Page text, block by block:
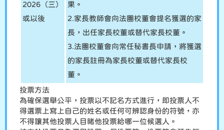
2026（三）
或以後
果。
2.家長教師會向法團校董會提名獲選的家
長，出任家長校董或替代家長校董。
3.法團校董會向常任秘書長申請，將獲選
的家長註冊為家長校董或替代家長校
董。
投票方法
為確保選舉公平，投票以不記名方式進行，即投票人不
得選票上寫上自己的姓名或任何可辨認身份的符號，亦
不得讓其他投票人目睹他投票給哪一位候選人。